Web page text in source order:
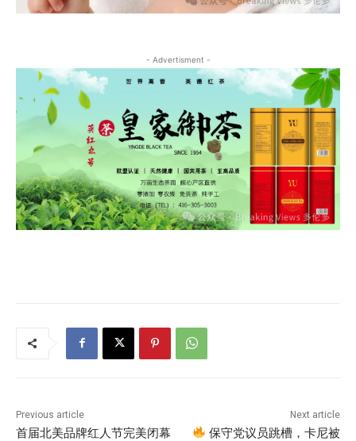
- Advertisment -
Previous article
首届北美品牌红人节完美闭幕
Next article
保守党议员跳槽，卡尼被